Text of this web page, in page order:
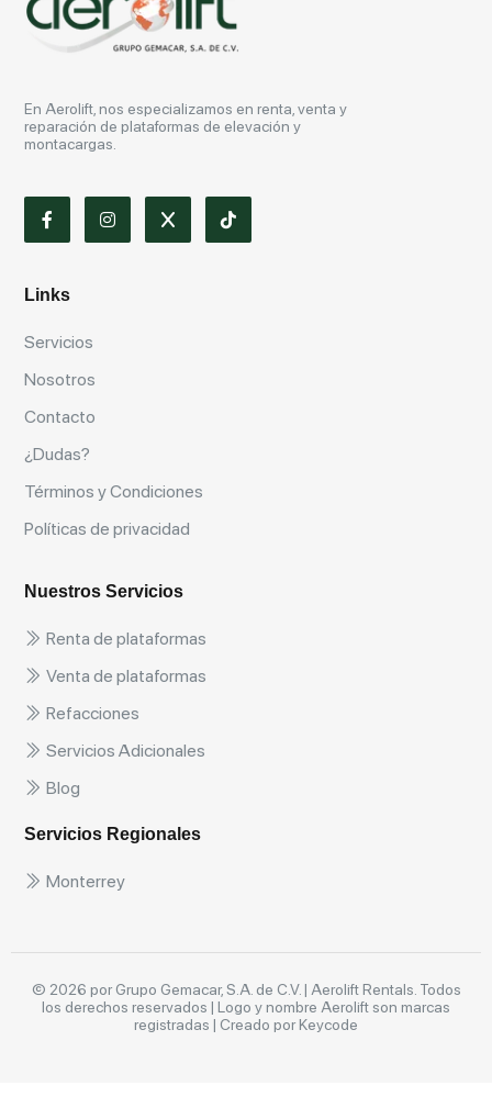
En Aerolift, nos especializamos en renta, venta y
reparación de plataformas de elevación y
montacargas.
Links
Servicios
Nosotros
Contacto
¿Dudas?
Términos y Condiciones
Políticas de privacidad
Nuestros Servicios
Renta de plataformas
Venta de plataformas
Refacciones
Servicios Adicionales
Blog
Servicios Regionales
Monterrey
© 2026 por Grupo Gemacar, S.A. de C.V. | Aerolift Rentals. Todos
los derechos reservados | Logo y nombre Aerolift son marcas
registradas | Creado por Keycode